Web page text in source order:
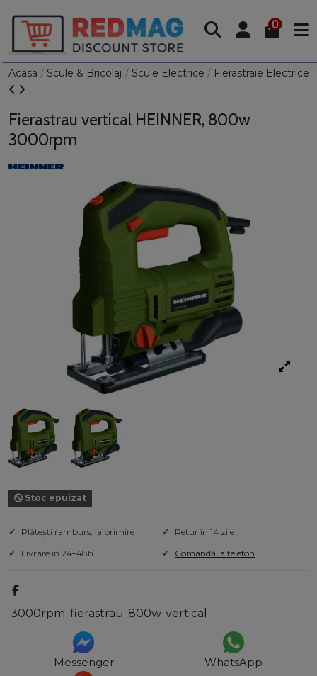
0
Acasa Scule & Bricolaj Scule Electrice Fierastraie Electrice
Fierastrau vertical HEINNER, 800w
3000rpm
Stoc epuizat
Plătești ramburs, la primire
Retur în 14 zile
Livrare în 24–48h
Comandă la telefon
3000rpm fierastrau 800w vertical
Messenger WhatsApp